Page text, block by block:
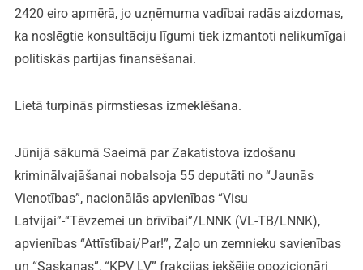
2420 eiro apmērā, jo uzņēmuma vadībai radās aizdomas,
ka noslēgtie konsultāciju līgumi tiek izmantoti nelikumīgai
politiskās partijas finansēšanai.
Lietā turpinās pirmstiesas izmeklēšana.
Jūnijā sākumā Saeimā par Zakatistova izdošanu
kriminālvajāšanai nobalsoja 55 deputāti no “Jaunās
Vienotības”, nacionālās apvienības “Visu
Latvijai”-“Tēvzemei un brīvībai”/LNNK (VL-TB/LNNK),
apvienības “Attīstībai/Par!”, Zaļo un zemnieku savienības
un “Saskaņas”, “KPV LV” frakcijas iekšējie opozicionāri